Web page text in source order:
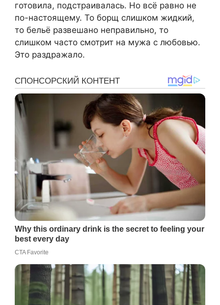
готовила, подстраивалась. Но всё равно не
по-настоящему. То борщ слишком жидкий,
то бельё развешано неправильно, то
слишком часто смотрит на мужа с любовью.
Это раздражало.